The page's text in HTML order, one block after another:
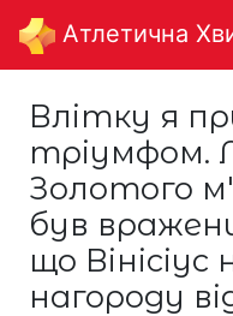
Aтлетична
Влітку я
тріумфом.
Золотого
був
що
нагороду